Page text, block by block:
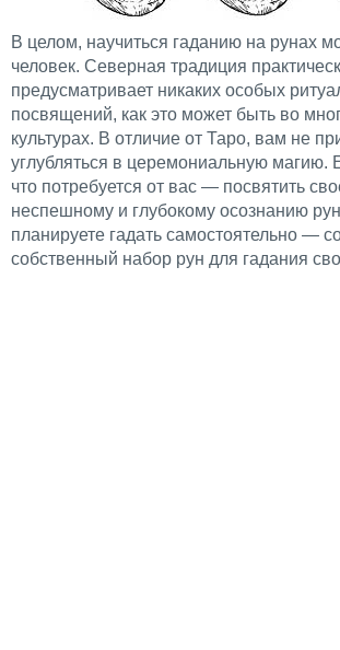
В целом, научиться гаданию на рунах
человек. Северная традиция
предусматривает никаких особых
посвящений, как это может быть во
культурах. В отличие от Таро, вам не
углубляться в церемониальную магию.
что потребуется от вас — посвятить
неспешному и глубокому осознанию
планируете гадать самостоятельно —
собственный набор рун для гадания